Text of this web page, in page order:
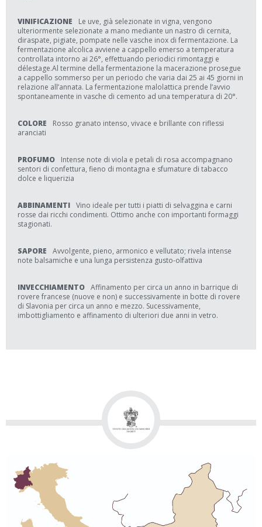
VINIFICAZIONE
Le uve, già selezionate in vigna, vengono
ulteriormente selezionate a mano mediante un nastro di cernita,
diraspate, pigiate, pompate nelle vasche inox di fermentazione. La
fermentazione alcolica avviene a cappello emerso a temperatura
controllata intorno ai 26°, effettuando periodici rimontaggi e
délestage.Al termine della fermentazione la macerazione prosegue
a cappello sommerso per un periodo che varia dai 25 ai 45 giorni in
relazione all’annata. La fermentazione malolattica prende l’avvio
spontaneamente in vasche di cemento ad una temperatura di 20°.
COLORE
Rosso granato intenso, vivace e brillante con riflessi
aranciati
PROFUMO
Intense note di viola e petali di rosa accompagnano
sentori di confettura, fieno di montagna e sfumature di tabacco
dolce e liquerizia
ABBINAMENTI Vino ideale per tutti i piatti di selvaggina e carni
rosse dai ricchi condimenti. Ottimo anche con importanti formaggi
stagionati.
SAPORE
Avvolgente, pieno, armonico e vellutato; rivela intense
note balsamiche e una lunga persistenza gusto-olfattiva
INVECCHIAMENTO Affinamento per circa un anno in barrique di
rovere francese (nuove e non) e successivamente in botte di rovere
di Slavonia per circa un anno e mezzo. Sucessivamente,
imbottigliamento e affinamento di ulteriori due anni in vetro.